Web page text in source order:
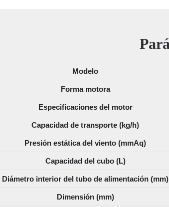
Modelo
Forma motora
Especificaciones del motor
Capacidad de transporte (kg/h)
Presión estática del viento (mmAq)
Capacidad del cubo (L)
Diámetro interior del tubo de alimentación (mm)
Dimensión (mm)